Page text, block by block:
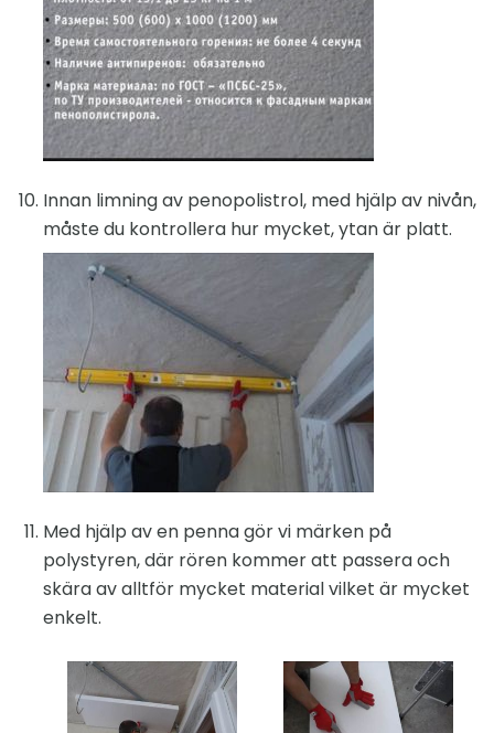
Innan limning av penopolistrol, med hjälp av nivån,
måste du kontrollera hur mycket, ytan är platt.
Med hjälp av en penna gör vi märken på
polystyren, där rören kommer att passera och
skära av alltför mycket material vilket är mycket
enkelt.